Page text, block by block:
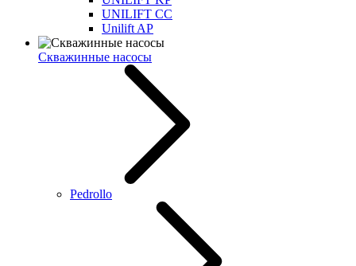
UNILIFT CC
Unilift AP
Скважинные насосы
Pedrollo